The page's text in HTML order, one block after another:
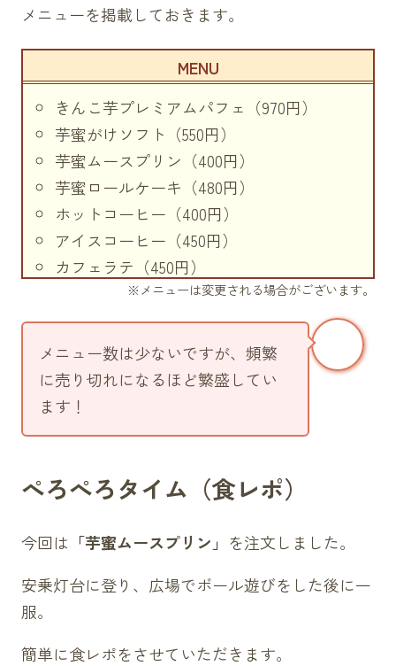
メニューを掲載しておきます。
きんこ芋プレミアムパフェ（970円）
芋蜜がけソフト（550円）
芋蜜ムースプリン（400円）
芋蜜ロールケーキ（480円）
ホットコーヒー（400円）
アイスコーヒー（450円）
カフェラテ（450円）
紅茶（400円）
オレンジジュース（350円）
ほうじ茶（630円）
※メニューは変更される場合がございます。
メニュー数は少ないですが、頻繁
に売り切れになるほど繁盛してい
ます！
ぺろぺろタイム（食レポ）
今回は 「芋蜜ムースプリン」 を注文しました。
安乗灯台に登り、広場でボール遊びをした後に一
服。
簡単に食レポをさせていただきます。